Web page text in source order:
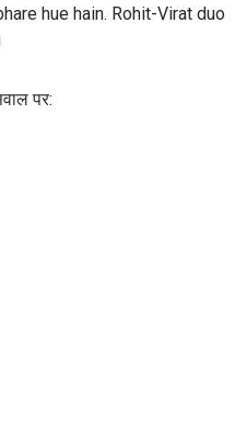
hue hain. Rohit-Virat duo
पर: